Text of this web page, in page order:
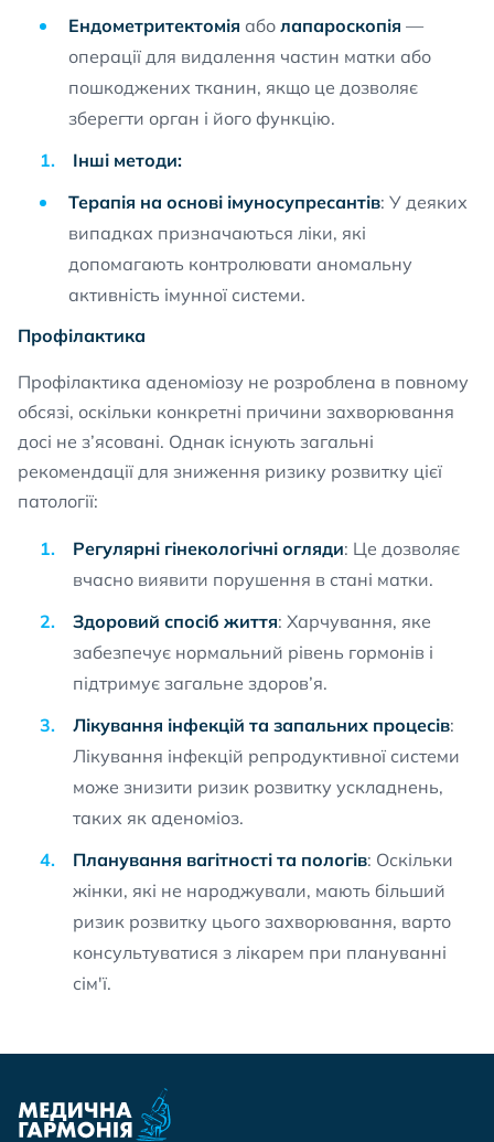
Ендометритектомія або лапароскопія —
операції для видалення частин матки або
пошкоджених тканин, якщо це дозволяє
зберегти орган і його функцію.
Інші методи:
Терапія на основі імуносупресантів: У деяких
випадках призначаються ліки, які
допомагають контролювати аномальну
активність імунної системи.
Профілактика
Профілактика аденоміозу не розроблена в повному
обсязі, оскільки конкретні причини захворювання
досі не з’ясовані. Однак існують загальні
рекомендації для зниження ризику розвитку цієї
патології:
Регулярні гінекологічні огляди: Це дозволяє
вчасно виявити порушення в стані матки.
Здоровий спосіб життя: Харчування, яке
забезпечує нормальний рівень гормонів і
підтримує загальне здоров’я.
Лікування інфекцій та запальних процесів:
Лікування інфекцій репродуктивної системи
може знизити ризик розвитку ускладнень,
таких як аденоміоз.
Планування вагітності та пологів: Оскільки
жінки, які не народжували, мають більший
ризик розвитку цього захворювання, варто
консультуватися з лікарем при плануванні
сім'ї.